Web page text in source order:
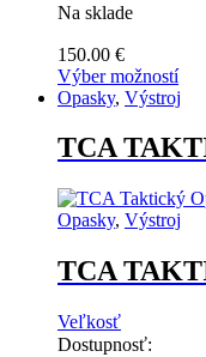
Na sklade
150.00 €
Výber možností
Tento
má
viacero
Možnosti
si
vybrať
na
stránke
produktu.
Opasky, Výstroj
TCA
Opasky, Výstroj
TCA
Veľkosť
Dostupnosť: